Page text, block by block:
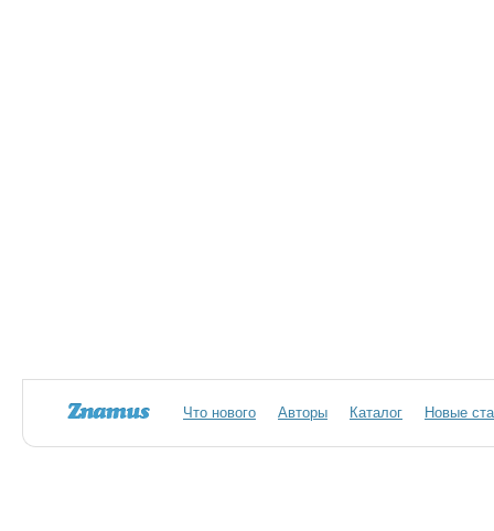
Что нового Авторы Каталог Новые